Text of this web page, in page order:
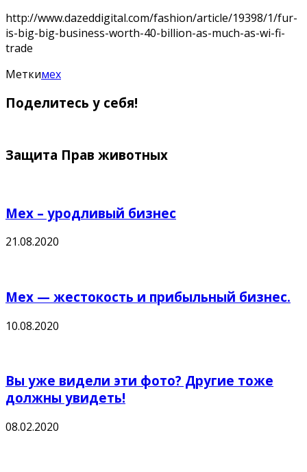
http://www.dazeddigital.com/fashion/article/19398/1/fur-
is-big-big-business-worth-40-billion-as-much-as-wi-fi-
trade
Меткимех
Поделитесь у себя!
Защита Прав животных
Мех – уродливый бизнес
21.08.2020
Мех — жестокость и прибыльный бизнес.
10.08.2020
Вы уже видели эти фото? Другие тоже
должны увидеть!
08.02.2020